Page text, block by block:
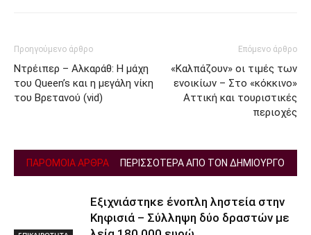
Προηγούμενο άρθρο
Ντρέιπερ – Αλκαράθ: Η μάχη
του Queen’s και η μεγάλη νίκη
του Βρετανού (vid)
Επόμενο άρθρο
«Καλπάζουν» οι τιμές των
ενοικίων – Στο «κόκκινο»
Aττική και τουριστικές
περιοχές
ΠΑΡΟΜΟΙΑ ΑΡΘΡΑ ΠΕΡΙΣΣΟΤΕΡΑ ΑΠΟ ΤΟΝ ΔΗΜΙΟΥΡΓΟ
Εξιχνιάστηκε ένοπλη ληστεία στην
Κηφισιά – Σύλληψη δύο δραστών με